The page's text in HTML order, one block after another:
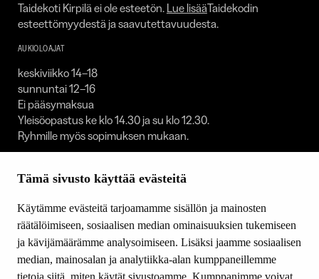
Tämä sivusto käyttää evästeitä
Käytämme evästeitä tarjoamamme sisällön ja mainosten
räätälöimiseen, sosiaalisen median ominaisuuksien tukemiseen
ja kävijämäärämme analysoimiseen. Lisäksi jaamme sosiaalisen
median, mainosalan ja analytiikka-alan kumppaneillemme
tietoja siitä, miten käytät sivustoamme. Kumppanimme voivat
Taidekoti Kirpilä ei ole esteetön. Lue lisääTaidekodin
esteettömyydestä ja saavutettavuudesta.
AUKIOLOAJAT
keskiviikko 14–18
sunnuntai 12–16
Ei pääsymaksua
Yleisöopastus ke klo 14.30 ja su klo 12.30.
Ryhmille myös sopimuksen mukaan.
1.1. / 30.4.–1.5. / 23.–25.12. / 31.12.
SEURAA MEITÄ
Facebook
Youtube
Instagram